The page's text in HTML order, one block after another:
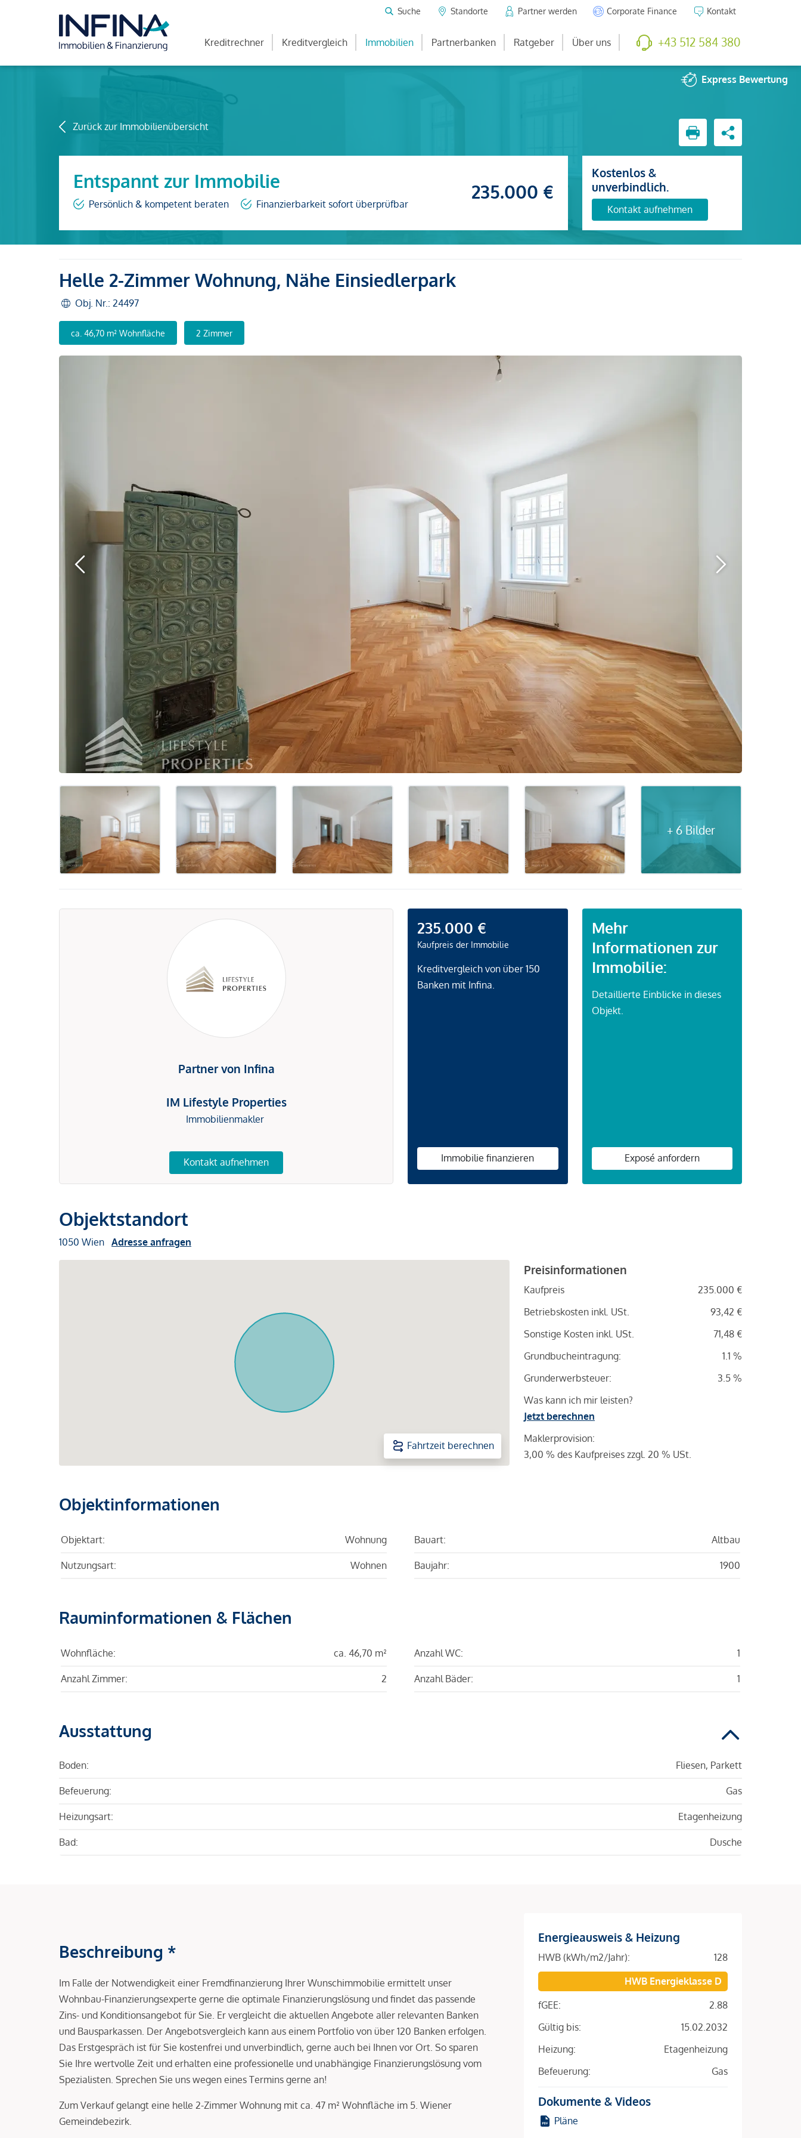
Suche Standorte Partner werden Corporate Finance Kontakt
Kreditrechner Kreditvergleich Immobilien Partnerbanken Ratgeber Über uns +43 512 584 380
Express Bewertung
Zurück zur Immobilienübersicht
Entspannt zur Immobilie
Persönlich & kompetent beraten Finanzierbarkeit sofort überprüfbar
235.000 €
Kostenlos &
unverbindlich.
Kontakt aufnehmen
+ 6 Bilder
Helle 2-Zimmer Wohnung, Nähe Einsiedlerpark
Obj. Nr.: 24497
ca. 46,70 m² Wohnfläche 2 Zimmer
Partner von Infina
IM Lifestyle Properties
Immobilienmakler
Kontakt aufnehmen
235.000 €
Kaufpreis der Immobilie
Kreditvergleich von über 150
Banken mit Infina.
Immobilie finanzieren
Mehr
Informationen zur
Immobilie:
Detaillierte Einblicke in dieses
Objekt.
Exposé anfordern
Objektstandort
1050 Wien Adresse anfragen
Fahrtzeit berechnen
Preisinformationen
Kaufpreis
235.000 €
Betriebskosten inkl. USt.
93,42 €
Sonstige Kosten inkl. USt.
71,48 €
Grundbucheintragung:
1.1 %
Grunderwerbsteuer:
3.5 %
Was kann ich mir leisten?
Jetzt berechnen
Maklerprovision:
3,00 % des Kaufpreises zzgl. 20 % USt.
Objektinformationen
Objektart: Wohnung
Nutzungsart: Wohnen
Bauart: Altbau
Baujahr: 1900
Rauminformationen & Flächen
Wohnfläche: ca. 46,70 m²
Anzahl Zimmer: 2
Anzahl WC: 1
Anzahl Bäder: 1
Ausstattung
Boden: Fliesen, Parkett
Befeuerung: Gas
Heizungsart: Etagenheizung
Bad: Dusche
Beschreibung *
Im Falle der Notwendigkeit einer Fremdfinanzierung Ihrer Wunschimmobilie ermittelt unser
Wohnbau-Finanzierungsexperte gerne die optimale Finanzierungslösung und findet das passende
Zins- und Konditionsangebot für Sie. Er vergleicht die aktuellen Angebote aller relevanten Banken
und Bausparkassen. Der Angebotsvergleich kann aus einem Portfolio von über 120 Banken erfolgen.
Das Erstgespräch ist für Sie kostenfrei und unverbindlich, gerne auch bei Ihnen vor Ort. So sparen
Sie Ihre wertvolle Zeit und erhalten eine professionelle und unabhängige Finanzierungslösung vom
Spezialisten. Sprechen Sie uns wegen eines Termins gerne an!
Zum Verkauf gelangt eine helle 2-Zimmer Wohnung mit ca. 47 m² Wohnfläche im 5. Wiener
Gemeindebezirk.
Energieausweis & Heizung
HWB (kWh/m2/Jahr):
128
HWB Energieklasse D
fGEE:
2.88
Gültig bis:
15.02.2032
Heizung:
Etagenheizung
Befeuerung:
Gas
Dokumente & Videos
Pläne